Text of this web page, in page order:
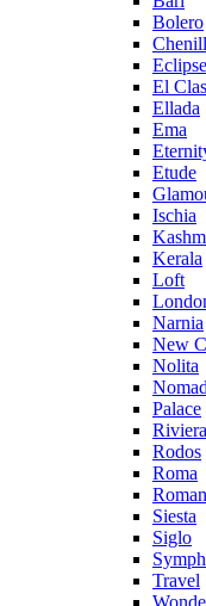
Bolero
Eclipse
El
Ellada
Ema
Etude
Ischia
Kerala
Loft
Narnia
New
Nolita
Nomad
Palace
Riviera
Rodos
Roma
Siesta
Siglo
Travel